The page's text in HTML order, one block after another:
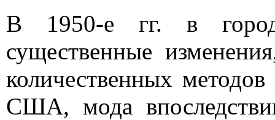
В 1950-е гг. в
существенные
количественных
США, мода